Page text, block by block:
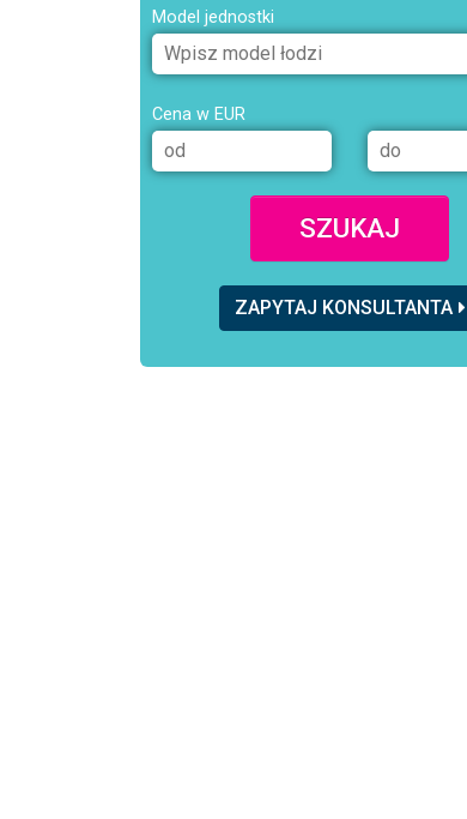
Model jednostki
Cena w EUR
SZUKAJ
ZAPYTAJ KONSULTANTA